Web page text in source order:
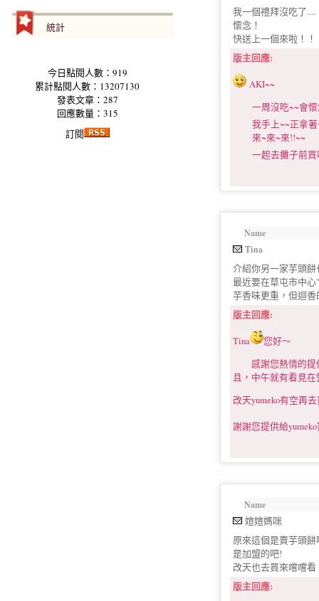
統計
今日點閱人數：919
累計點閱人數：13207130
發表文章：287
回應數量：315
訂閱
我一個禮拜沒吃了....
懷念！
快送上一個來啦！
版主回應:
AKI~~
一周沒吃~~會懷
我手上~~正拿著
來~來~來!!~~
一起去攤子前買
Name
Tina
介紹你另一家芋頭
最近要在草屯市中
芋香味更重，但迴
版主回應:
Tina
您好～
感謝您熱情的提
且，中午就有看見
改天yumeko有空再
謝謝您提供給
Name
媗媗媽咪
原來這個是賣芋頭
是加盟的吧!
改天也去買來嚐嚐看
版主回應: